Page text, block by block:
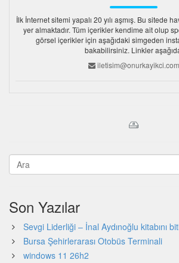
İlk İnternet sitemi yapalı 20 yılı aşmış. Bu sitede
yer almaktadır. Tüm içerikler kendime ait olup
görsel içerikler için aşağıdaki simgeden
bakabilirsiniz. Linkler
iletisim@onurkayikci.com
Son Yazılar
Sevgi Liderliği – İnal Aydınoğlu kitabını
Bursa Şehirlerarası Otobüs Terminali
windows 11 26h2